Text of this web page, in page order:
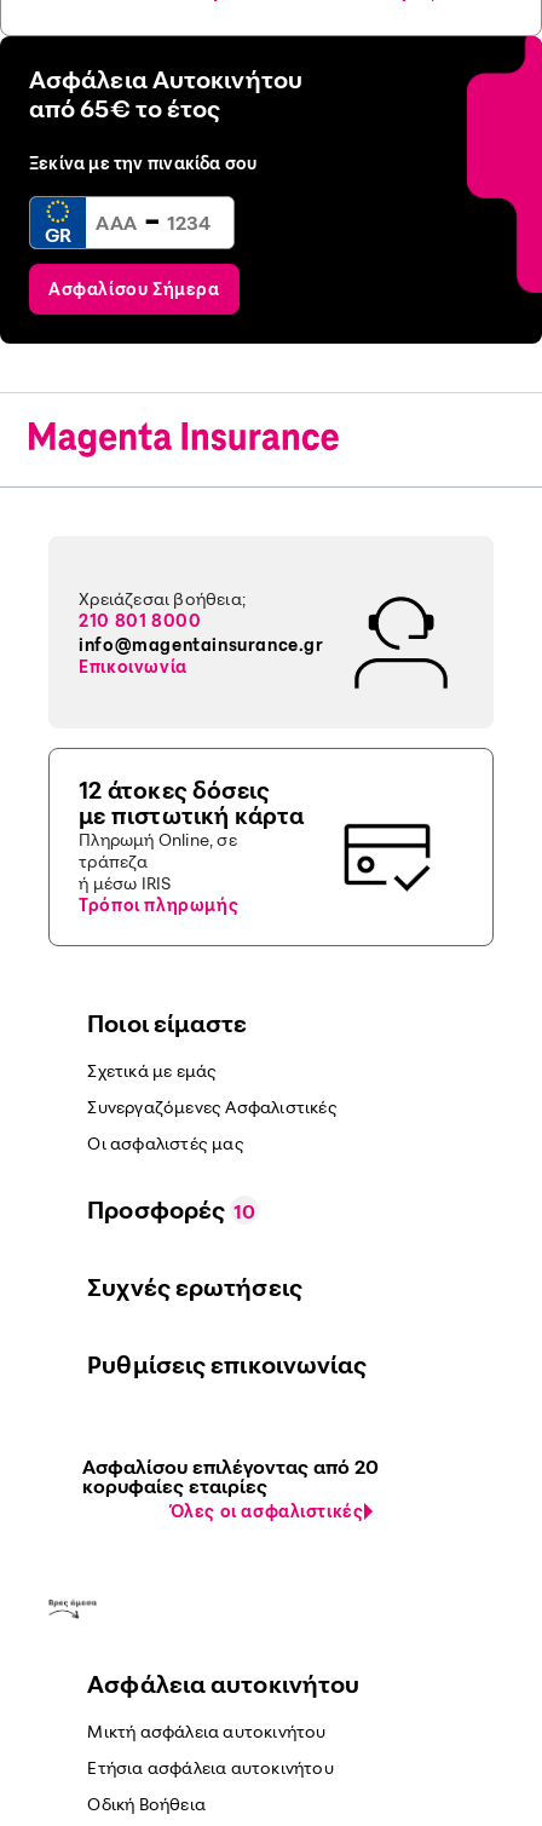
Ασφάλεια Αυτοκινήτου
από 65€ το έτος
Ξεκίνα με την πινακίδα σου
GR -
Ασφαλίσου Σήμερα
Ποιοι είμαστε
Σχετικά με εμάς
Συνεργαζόμενες Ασφαλιστικές
Οι ασφαλιστές μας
Προσφορές 10
Συχνές ερωτήσεις
Ρυθμίσεις επικοινωνίας
Ασφαλίσου επιλέγοντας από 20
κορυφαίες εταιρίες
Όλες οι ασφαλιστικές
Ασφάλεια αυτοκινήτου
Μικτή ασφάλεια αυτοκινήτου
Ετήσια ασφάλεια αυτοκινήτου
Οδική Βοήθεια
Χρειάζεσαι βοήθεια;
210 801 8000
info@magentainsurance.gr
Επικοινωνία
12 άτοκες δόσεις
με πιστωτική κάρτα
Πληρωμή Online, σε
τράπεζα
ή μέσω IRIS
Τρόποι πληρωμής